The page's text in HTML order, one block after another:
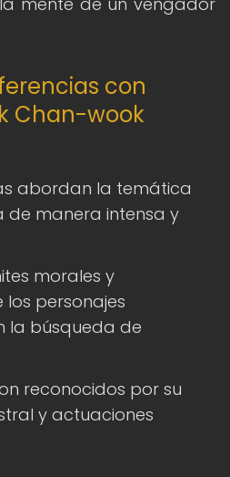
con
Chan-wook
abordan la temática
de manera intensa y
morales y
personajes
la búsqueda de
reconocidos por su
y actuaciones